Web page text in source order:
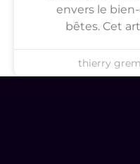
envers le
bêtes. Cet
thierry